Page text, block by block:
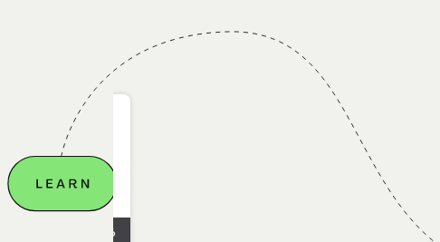
16.02.2026